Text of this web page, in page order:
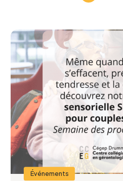
Événements
Courriel*
Telephone*
Projet pour lequel
participer